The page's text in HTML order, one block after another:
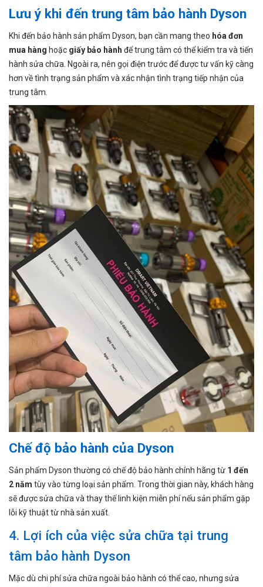
Lưu ý khi đến trung tâm bảo hành Dyson
Khi đến bảo hành sản phẩm Dyson, bạn cần mang theo hóa đơn
mua hàng hoặc giấy bảo hành để trung tâm có thể kiểm tra và tiến
hành sửa chữa. Ngoài ra, nên gọi điện trước để được tư vấn kỹ càng
hơn về tình trạng sản phẩm và xác nhận tình trạng tiếp nhận của
trung tâm.
Chế độ bảo hành của Dyson
Sản phẩm Dyson thường có chế độ bảo hành chính hãng từ 1 đến
2 năm tùy vào từng loại sản phẩm. Trong thời gian này, khách hàng
sẽ được sửa chữa và thay thế linh kiện miễn phí nếu sản phẩm gặp
lỗi kỹ thuật từ nhà sản xuất.
4. Lợi ích của việc sửa chữa tại trung
tâm bảo hành Dyson
Mặc dù chi phí sửa chữa ngoài bảo hành có thể cao, nhưng sửa